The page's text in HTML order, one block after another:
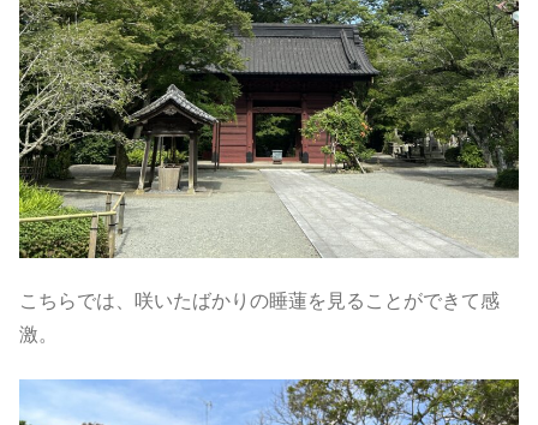
こちらでは、咲いたばかりの睡蓮を見ることができて感
激。